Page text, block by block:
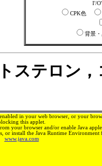
I'/
CPK色
背景
ステロン
in your web browser, or your
this applet.
your browser and/or enable Java
or install the Java Runtime Environment
www.java.com